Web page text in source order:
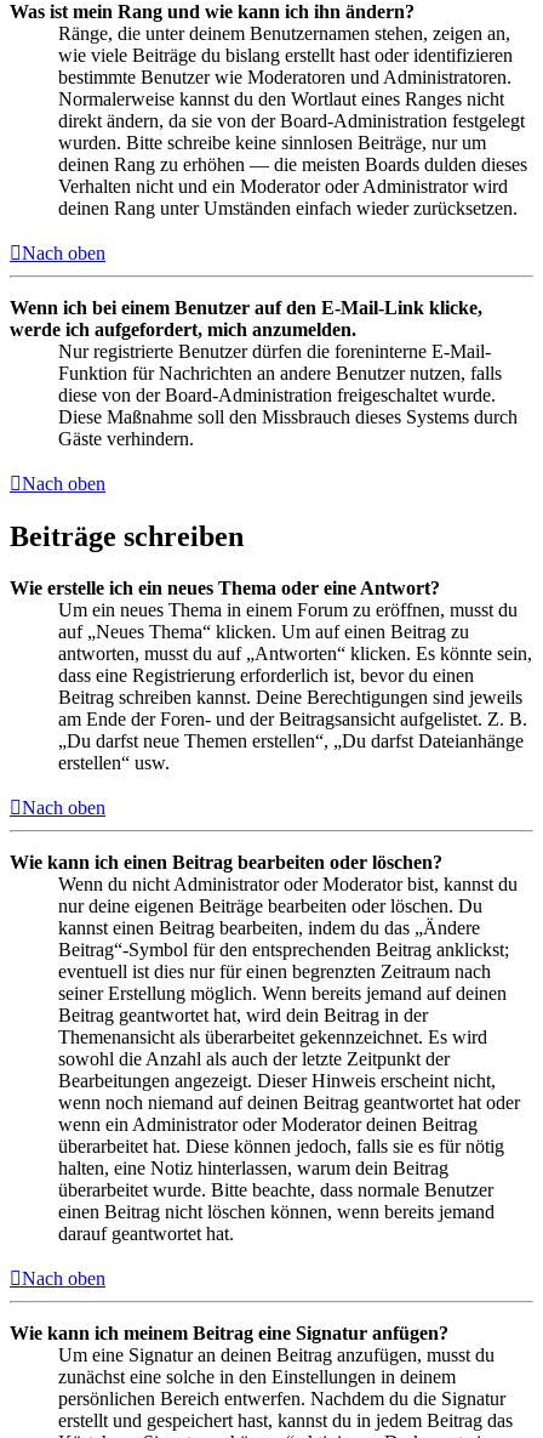
Was ist mein Rang und wie kann ich ihn ändern?
Ränge, die unter deinem Benutzernamen stehen, zeigen an,
wie viele Beiträge du bislang erstellt hast oder identifizieren
bestimmte Benutzer wie Moderatoren und Administratoren.
Normalerweise kannst du den Wortlaut eines Ranges nicht
direkt ändern, da sie von der Board-Administration festgelegt
wurden. Bitte schreibe keine sinnlosen Beiträge, nur um
deinen Rang zu erhöhen — die meisten Boards dulden dieses
Verhalten nicht und ein Moderator oder Administrator wird
deinen Rang unter Umständen einfach wieder zurücksetzen.
Nach oben
Wenn ich bei einem Benutzer auf den E-Mail-Link klicke,
werde ich aufgefordert, mich anzumelden.
Nur registrierte Benutzer dürfen die foreninterne E-Mail-
Funktion für Nachrichten an andere Benutzer nutzen, falls
diese von der Board-Administration freigeschaltet wurde.
Diese Maßnahme soll den Missbrauch dieses Systems durch
Gäste verhindern.
Nach oben
Beiträge schreiben
Wie erstelle ich ein neues Thema oder eine Antwort?
Um ein neues Thema in einem Forum zu eröffnen, musst du
auf „Neues Thema“ klicken. Um auf einen Beitrag zu
antworten, musst du auf „Antworten“ klicken. Es könnte sein,
dass eine Registrierung erforderlich ist, bevor du einen
Beitrag schreiben kannst. Deine Berechtigungen sind jeweils
am Ende der Foren- und der Beitragsansicht aufgelistet. Z. B.
„Du darfst neue Themen erstellen“, „Du darfst Dateianhänge
erstellen“ usw.
Nach oben
Wie kann ich einen Beitrag bearbeiten oder löschen?
Wenn du nicht Administrator oder Moderator bist, kannst du
nur deine eigenen Beiträge bearbeiten oder löschen. Du
kannst einen Beitrag bearbeiten, indem du das „Ändere
Beitrag“-Symbol für den entsprechenden Beitrag anklickst;
eventuell ist dies nur für einen begrenzten Zeitraum nach
seiner Erstellung möglich. Wenn bereits jemand auf deinen
Beitrag geantwortet hat, wird dein Beitrag in der
Themenansicht als überarbeitet gekennzeichnet. Es wird
sowohl die Anzahl als auch der letzte Zeitpunkt der
Bearbeitungen angezeigt. Dieser Hinweis erscheint nicht,
wenn noch niemand auf deinen Beitrag geantwortet hat oder
wenn ein Administrator oder Moderator deinen Beitrag
überarbeitet hat. Diese können jedoch, falls sie es für nötig
halten, eine Notiz hinterlassen, warum dein Beitrag
überarbeitet wurde. Bitte beachte, dass normale Benutzer
einen Beitrag nicht löschen können, wenn bereits jemand
darauf geantwortet hat.
Nach oben
Wie kann ich meinem Beitrag eine Signatur anfügen?
Um eine Signatur an deinen Beitrag anzufügen, musst du
zunächst eine solche in den Einstellungen in deinem
persönlichen Bereich entwerfen. Nachdem du die Signatur
erstellt und gespeichert hast, kannst du in jedem Beitrag das